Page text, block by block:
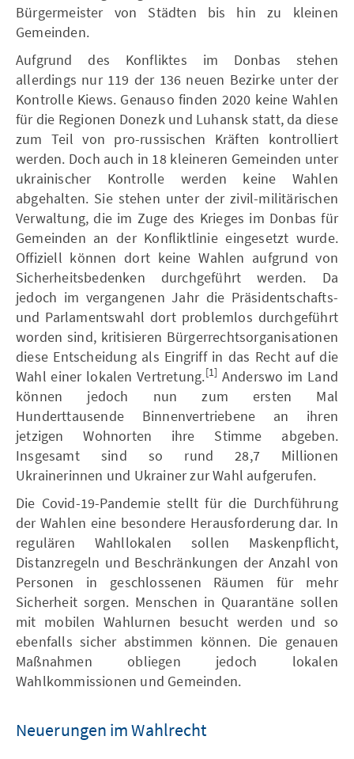
Bürgermeister von Städten bis hin zu kleinen
Gemeinden.
Aufgrund des Konfliktes im Donbas stehen
allerdings nur 119 der 136 neuen Bezirke unter der
Kontrolle Kiews. Genauso finden 2020 keine Wahlen
für die Regionen Donezk und Luhansk statt, da diese
zum Teil von pro-russischen Kräften kontrolliert
werden. Doch auch in 18 kleineren Gemeinden unter
ukrainischer Kontrolle werden keine Wahlen
abgehalten. Sie stehen unter der zivil-militärischen
Verwaltung, die im Zuge des Krieges im Donbas für
Gemeinden an der Konfliktlinie eingesetzt wurde.
Offiziell können dort keine Wahlen aufgrund von
Sicherheitsbedenken durchgeführt werden. Da
jedoch im vergangenen Jahr die Präsidentschafts-
und Parlamentswahl dort problemlos durchgeführt
worden sind, kritisieren Bürgerrechtsorganisationen
diese Entscheidung als Eingriff in das Recht auf die
Wahl einer lokalen Vertretung.[1] Anderswo im Land
können jedoch nun zum ersten Mal
Hunderttausende Binnenvertriebene an ihren
jetzigen Wohnorten ihre Stimme abgeben.
Insgesamt sind so rund 28,7 Millionen
Ukrainerinnen und Ukrainer zur Wahl aufgerufen.
Die Covid-19-Pandemie stellt für die Durchführung
der Wahlen eine besondere Herausforderung dar. In
regulären Wahllokalen sollen Maskenpflicht,
Distanzregeln und Beschränkungen der Anzahl von
Personen in geschlossenen Räumen für mehr
Sicherheit sorgen. Menschen in Quarantäne sollen
mit mobilen Wahlurnen besucht werden und so
ebenfalls sicher abstimmen können. Die genauen
Maßnahmen obliegen jedoch lokalen
Wahlkommissionen und Gemeinden.
Neuerungen im Wahlrecht